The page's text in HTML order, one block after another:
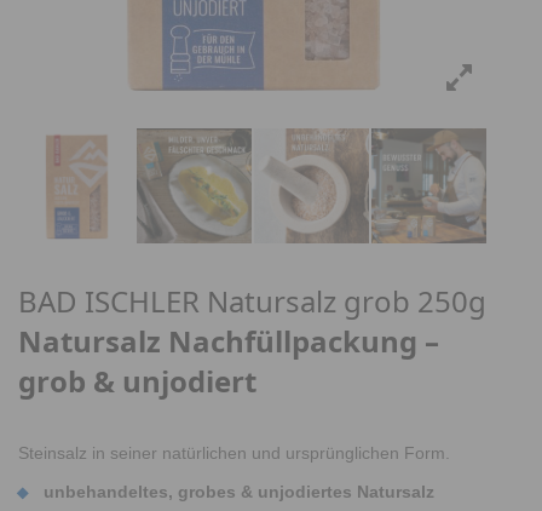
BAD ISCHLER Natursalz grob 250g
Natursalz Nachfüllpackung –
grob & unjodiert
Steinsalz in seiner natürlichen und ursprünglichen Form.
unbehandeltes, grobes & unjodiertes Natursalz